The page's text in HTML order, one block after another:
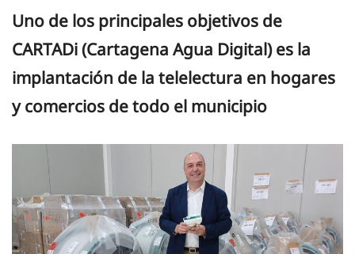
Uno de los principales objetivos de
CARTADi (Cartagena Agua Digital) es la
implantación de la telelectura en hogares
y comercios de todo el municipio